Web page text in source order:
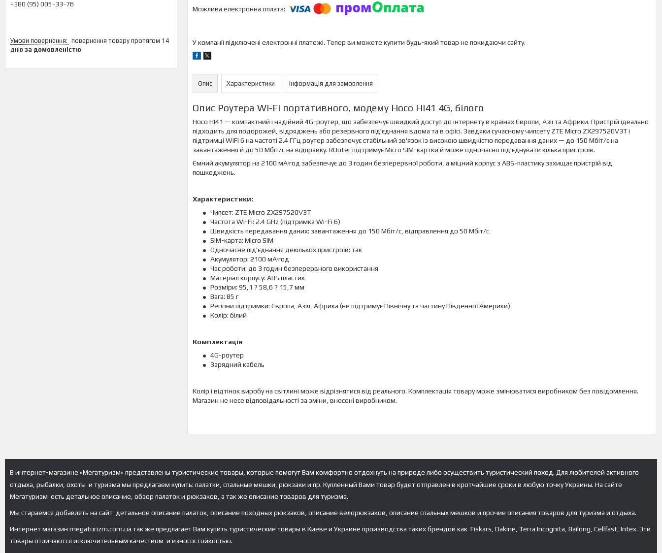
+380 (95) 005-33-76
повернення товару протягом 14
днів за домовленістю
У компанії підключені електронні платежі. Тепер ви можете купити будь-який товар не покидаючи сайту.
Опис Характеристики Інформація для замовлення
Опис Роутера Wi-Fi портативного, модему Hoco HI41 4G, білого
Hoco HI41 — компактний і надійний 4G-роутер, що забезпечує швидкий доступ до інтернету в країнах Європи, Азії та Африки. Пристрій ідеально
підходить для подорожей, відряджень або резервного під'єднання вдома та в офісі. Завдяки сучасному чипсету ZTE Micro ZX297520V3T і
підтримці WiFi 6 на частоті 2.4 ГГц роутер забезпечує стабільний зв'язок із високою швидкістю передавання даних — до 150 Мбіт/с на
завантаження й до 50 Мбіт/с на відправку. ROuter підтримує Micro SIM-картки й може одночасно під'єднувати кілька пристроїв.
Ємний акумулятор на 2100 мА·год забезпечує до 3 годин безперервної роботи, а міцний корпус з ABS-пластику захищає пристрій від
пошкоджень.
Характеристики:
Чипсет: ZTE Micro ZX297520V3T
Частота Wi-Fi: 2.4 GHz (підтримка Wi-Fi 6)
Швидкість передавання даних: завантаження до 150 Мбіт/с, відправлення до 50 Мбіт/с
SIM-карта: Micro SIM
Одночасне під'єднання декількох пристроїв: так
Акумулятор: 2100 мА·год
Час роботи: до 3 годин безперервного використання
Матеріал корпусу: ABS пластик
Розміри: 95,1 ? 58,6 ? 15,7 мм
Вага: 85 г
Регіони підтримки: Європа, Азія, Африка (не підтримує Північну та частину Південної Америки)
Колір: білий
Комплектація
4G-роутер
Зарядний кабель
Колір і відтінок виробу на світлині може відрізнятися від реального. Комплектація товару може змінюватися виробником без повідомлення.
Магазин не несе відповідальності за зміни, внесені виробником.
В интернет-магазине «Мегатуризм» представлены туристические товары, которые помогут Вам комфортно отдохнуть на природе либо осуществить туристический поход. Для любителей активного
отдыха, рыбалки, охоты и туризма мы предлагаем купить: палатки, спальные мешки, рюкзаки и пр. Купленный Вами товар будет отправлен в кротчайшие сроки в любую точку Украины. На сайте
Мегатуризм есть детальное описание, обзор палаток и рюкзаков, а так же описание товаров для туризма.
Мы стараемся добавлять на сайт детальное описание палаток, описание походных рюкзаков, описание велорюкзаков, описание спальных мешков и прочие описания товаров для туризма и отдыха.
Интернет магазин megaturizm.com.ua так же предлагает Вам купить туристические товары в Киеве и Украине производства таких брендов как Fiskars, Dakine, Terra Incognita, Bailong, Cellfast, Intex. Эти
товары отличаются исключительным качеством и износостойкостью.